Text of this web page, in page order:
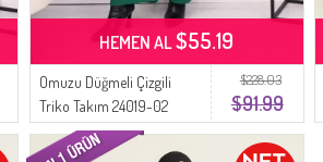
$228.03
$91.99
Omuzu Düğmeli Çizgili
Triko Takım 24019-02
Zümrüt Yeşili
HEMEN AL$55.19